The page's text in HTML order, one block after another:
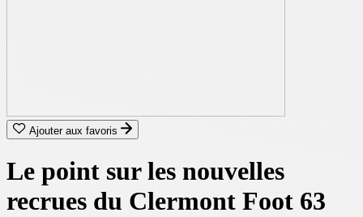
Ajouter aux favoris
Le point sur les nouvelles
recrues du Clermont Foot 63